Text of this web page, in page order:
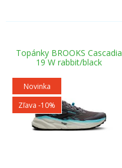
Topánky BROOKS Cascadia
19 W rabbit/black
Novinka
Zľava -10%